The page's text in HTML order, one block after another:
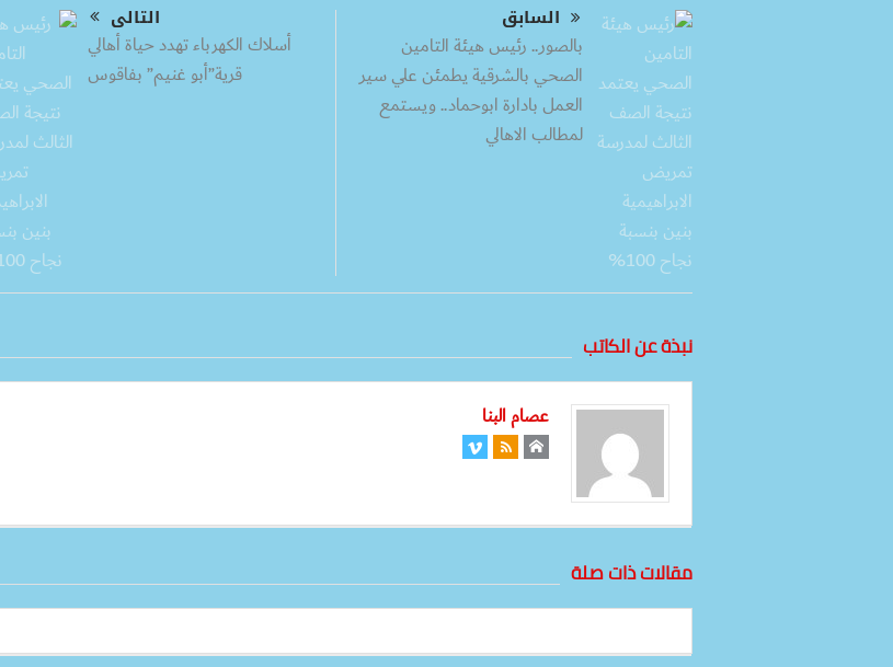
السابق
بالصور.. رئيس هيئة التامين
الصحي بالشرقية يطمئن علي سير
العمل بادارة ابوحماد.. ويستمع
لمطالب الاهالي
التالى
أسلاك الكهرباء تهدد حياة أهالي
قرية”أبو غنيم” بفاقوس
نبذة عن الكاتب
عصام البنا
مقالات ذات صلة